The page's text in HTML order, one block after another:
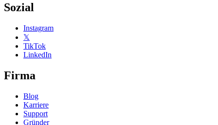
Sozial
Instagram
𝕏
TikTok
LinkedIn
Firma
Blog
Karriere
Support
Gründer